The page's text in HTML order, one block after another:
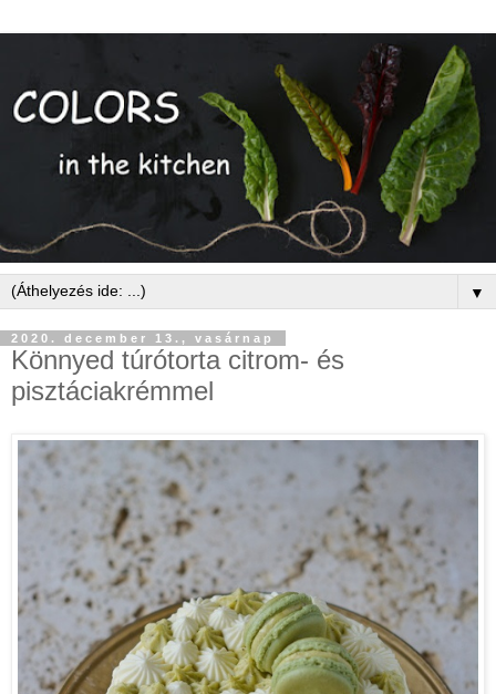
▼
2020. december 13., vasárnap
Könnyed túrótorta citrom- és
pisztáciakrémmel